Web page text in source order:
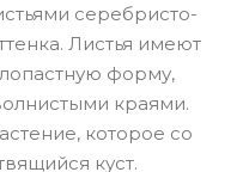
серебристо-
Листья имеют
форму,
краями.
которое со
куст.